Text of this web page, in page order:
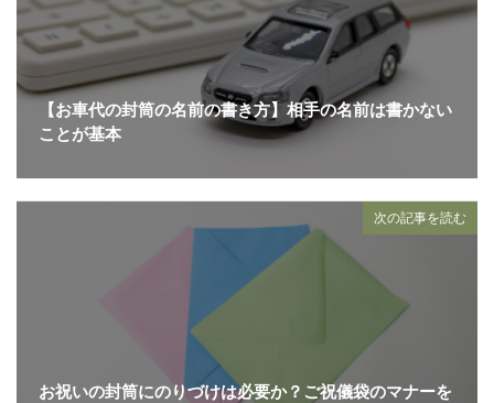
【お車代の封筒の名前の書き方】相手の名前は書かない
ことが基本
次の記事を読む
お祝いの封筒にのりづけは必要か？ご祝儀袋のマナーを